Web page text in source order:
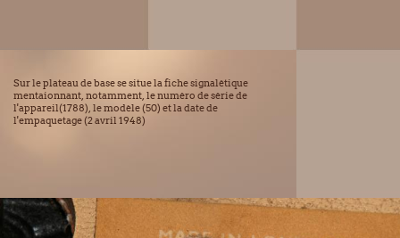
Sur le plateau de base se situe la fiche signalétique
mentaionnant, notamment, le numéro de série de
l'appareil(1788), le modèle (50) et la date de
l'empaquetage (2 avril 1948)